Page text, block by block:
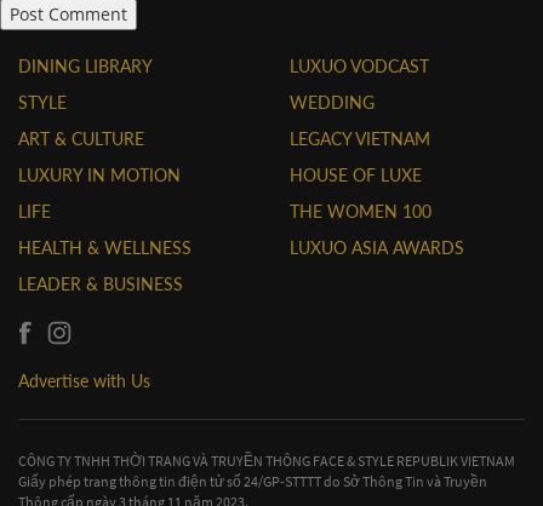
DINING LIBRARY
STYLE
ART & CULTURE
LUXURY IN MOTION
LIFE
HEALTH & WELLNESS
LEADER & BUSINESS
LUXUO VODCAST
WEDDING
LEGACY VIETNAM
HOUSE OF LUXE
THE WOMEN 100
LUXUO ASIA AWARDS
Advertise with Us
CÔNG TY TNHH THỜI TRANG VÀ TRUYỀN THÔNG FACE & STYLE REPUBLIK VIETNAM
Giấy phép trang thông tin điện tử số 24/GP-STTTT do Sở Thông Tin và Truyền
Thông cấp ngày 3 tháng 11 năm 2023.